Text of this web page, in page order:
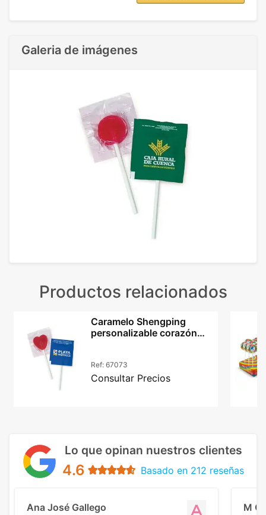
Galeria de imágenes
Productos relacionados
Caramelo Shengping
personalizable corazón
Ref: 67073
Consultar Precios
Lo que opinan nuestros clientes
4.6 Basado en 212 reseñas
Ana José Gallego M C